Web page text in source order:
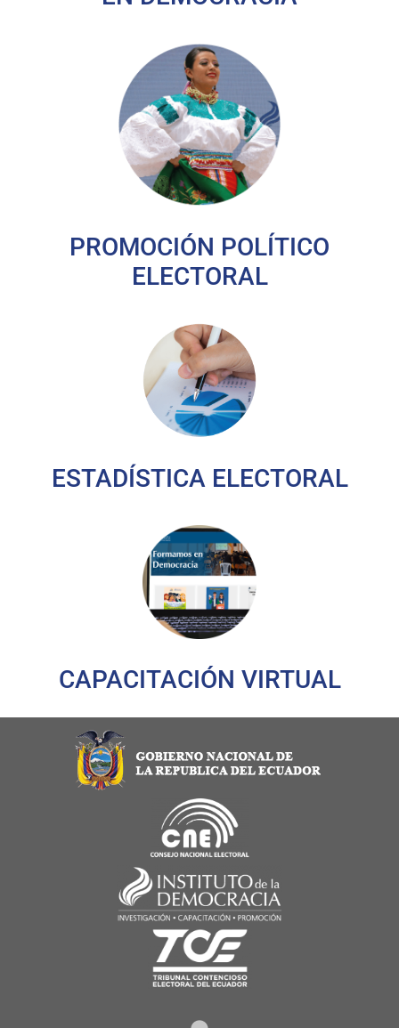
PROMOCIÓN POLÍTICO
ELECTORAL
ESTADÍSTICA ELECTORAL
CAPACITACIÓN VIRTUAL